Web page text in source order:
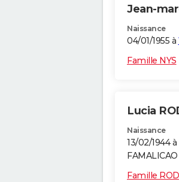
Jean-
Naissance
04/01/1955 à
Famille NYS
Lucia
Naissance
13/02/1944
Famille